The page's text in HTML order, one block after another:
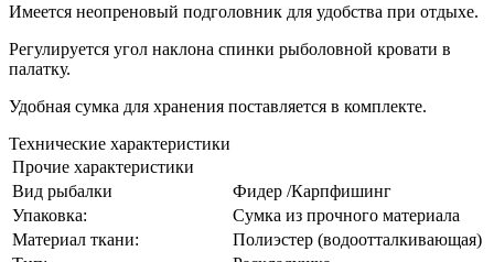
Имеется неопреновый подголовник для удобства при отдыхе.
Регулируется угол наклона спинки рыболовной кровати в
палатку.
Удобная сумка для хранения поставляется в комплекте.
Технические характеристики
Прочие характеристики
Вид рыбалки
Фидер /Карпфишинг
Упаковка:
Сумка из прочного материала
Материал ткани:
Полиэстер (водоотталкивающая)